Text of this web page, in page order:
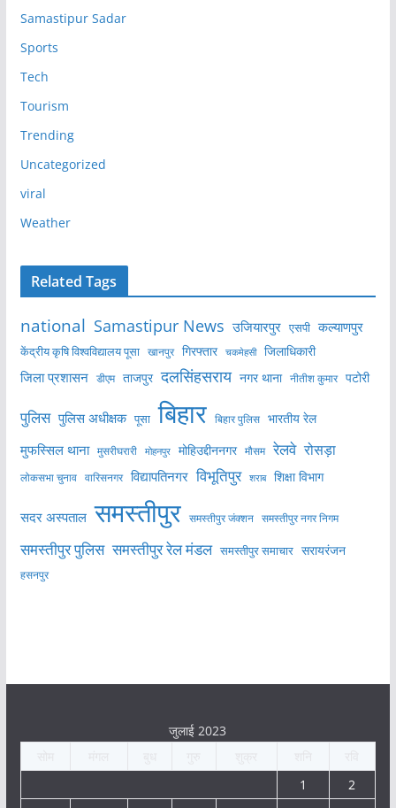
Samastipur Sadar
Sports
Tech
Tourism
Trending
Uncategorized
viral
Weather
Related Tags
national Samastipur News उजियारपुर एसपी कल्याणपुर
केंद्रीय कृषि विश्वविद्यालय पूसा खानपुर गिरफ्तार चकमेहसी जिलाधिकारी
जिला प्रशासन डीएम ताजपुर दलसिंहसराय नगर थाना नीतीश कुमार पटोरी
पुलिस पुलिस अधीक्षक पूसा बिहार बिहार पुलिस भारतीय रेल
मुफस्सिल थाना मुसरीघरारी मोहनपुर मोहिउद्दीननगर मौसम रेलवे रोसड़ा
लोकसभा चुनाव वारिसनगर विद्यापतिनगर विभूतिपुर शराब शिक्षा विभाग
सदर अस्पताल समस्तीपुर समस्तीपुर जंक्शन समस्तीपुर नगर निगम
समस्तीपुर पुलिस समस्तीपुर रेल मंडल समस्तीपुर समाचार सरायरंजन
हसनपुर
जुलाई 2023
1
2